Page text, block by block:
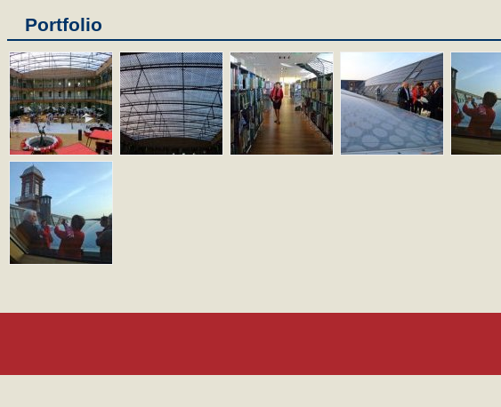
Portfolio